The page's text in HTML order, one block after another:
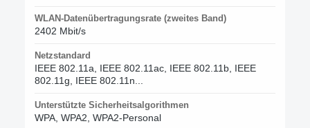
WLAN-Datenübertragungsrate (zweites Band)
2402 Mbit/s
Netzstandard
IEEE 802.11a, IEEE 802.11ac, IEEE 802.11b, IEEE
802.11g, IEEE 802.11n...
Unterstützte Sicherheitsalgorithmen
WPA, WPA2, WPA2-Personal